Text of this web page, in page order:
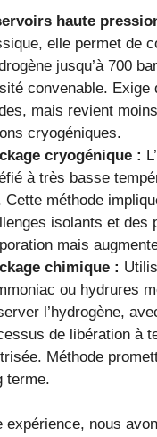
haute
elle permet de
jusqu’à 700
convenable. Exige
mais revient
cryogéniques.
cryogénique :
à très basse
Cette méthode
isolants et des
mais
chimique :
ou hydrures
l’hydrogène,
de libération à
Méthode
terme.
expérience, nous